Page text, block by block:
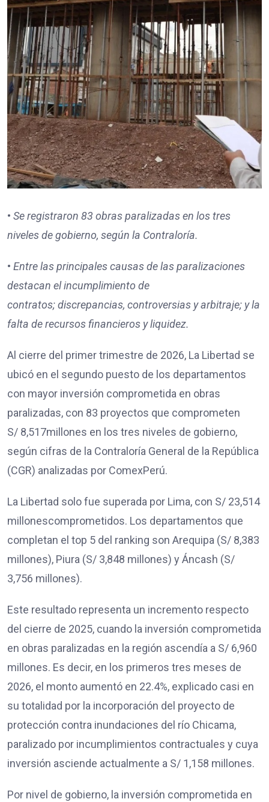
• Se registraron 83 obras paralizadas en los tres
niveles de gobierno, según la Contraloría.
• Entre las principales causas de las paralizaciones
destacan el incumplimiento de
contratos;discrepancias, controversias y arbitraje; yla
falta de recursos financieros y liquidez.
Al cierre del primer trimestre de 2026, La Libertad se
ubicó en el segundo puesto de los departamentos
con mayor inversión comprometida en obras
paralizadas, con 83 proyectos que comprometen
S/ 8,517millones en los tres niveles de gobierno,
según cifras de la Contraloría General de la República
(CGR) analizadas por ComexPerú.
La Libertad solo fue superada por Lima, con S/ 23,514
millonescomprometidos. Los departamentos que
completan el top 5 del ranking son Arequipa (S/ 8,383
millones), Piura (S/ 3,848 millones) y Áncash (S/
3,756 millones).
Este resultado representa un incremento respecto
del cierre de 2025, cuando la inversión comprometida
en obras paralizadas en la región ascendía a S/ 6,960
millones. Es decir, en los primeros tres meses de
2026, el monto aumentó en 22.4%, explicado casi en
su totalidad por la incorporación del proyecto de
protección contra inundaciones del río Chicama,
paralizado por incumplimientos contractuales y cuya
inversión asciende actualmente a S/ 1,158 millones.
Por nivel de gobierno, la inversión comprometida en